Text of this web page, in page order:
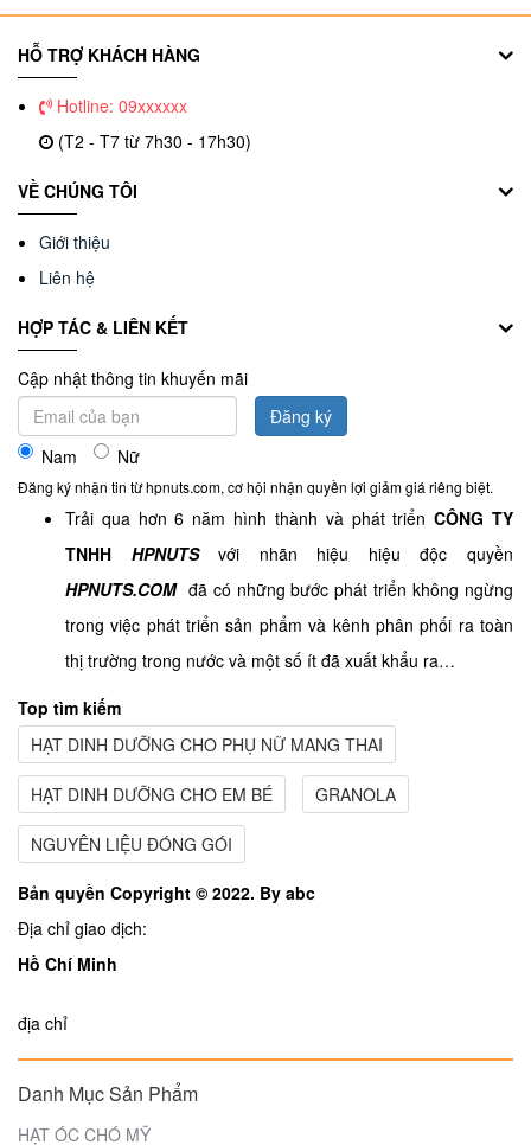
HỖ TRỢ KHÁCH HÀNG
Hotline: 09xxxxxx
(T2 - T7 từ 7h30 - 17h30)
VỀ CHÚNG TÔI
Giới thiệu
Liên hệ
HỢP TÁC & LIÊN KẾT
Cập nhật thông tin khuyến mãi
Nam Nữ
Đăng ký
Đăng ký nhận tin từ hpnuts.com, cơ hội nhận quyền lợi giảm giá riêng biệt.
Trải qua hơn 6 năm hình thành và phát triểnCÔNG TY
TNHH HPNUTSvới nhãn hiệu hiệu độc quyền
HPNUTS.COMđã có những bước phát triển không ngừng
trong việc phát triển sản phẩm và kênh phân phối ra toàn
thị trường trong nước và một số ít đã xuất khẩu ra…
Top tìm kiếm
HẠT DINH DƯỠNG CHO PHỤ NỮ MANG THAI
HẠT DINH DƯỠNG CHO EM BÉ GRANOLA
NGUYÊN LIỆU ĐÓNG GÓI
Bản quyền Copyright © 2022. By abc
Địa chỉ giao dịch:
Hồ Chí Minh
địa chỉ
Danh Mục Sản Phẩm
HẠT ÓC CHÓ MỸ